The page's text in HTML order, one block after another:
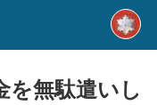
を無駄遣いし